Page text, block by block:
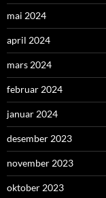
mai 2024
april 2024
mars 2024
februar 2024
januar 2024
desember 2023
november 2023
oktober 2023